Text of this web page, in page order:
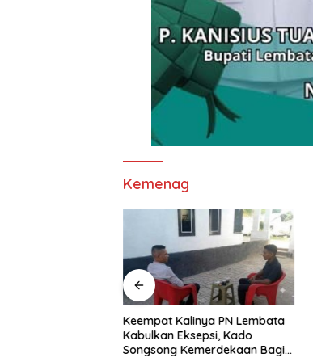
Kemenag
Keempat Kalinya PN Lembata
Kabulkan Eksepsi, Kado
Songsong Kemerdekaan Bagi